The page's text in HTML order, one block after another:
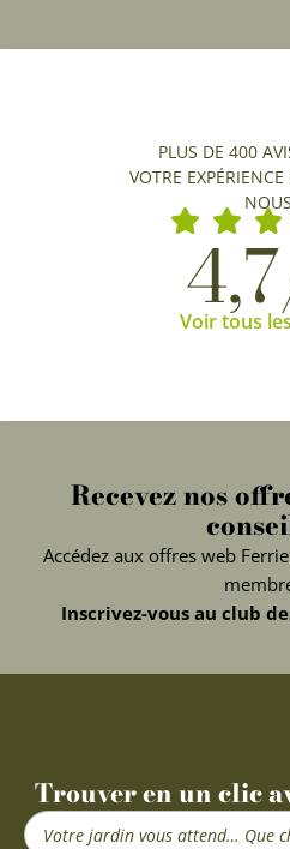
PLUS DE 400
VOTRE
NOUS
Voir tous
Recevez nos
Accédez aux offres web
Inscrivez-vous au club
Trouver en un clic
Search